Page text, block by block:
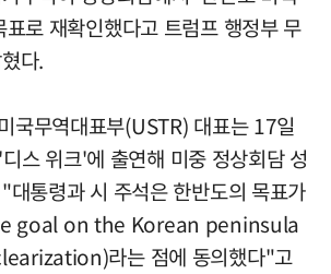
로 재확인했다고 트럼프 행정부 무
다.
국무역대표부(USTR) 대표는 17일
스 위크'에 출연해 미중 정상회담 성
대통령과 시 주석은 한반도의 목표가
goal on the Korean peninsula
라는 점에 동의했다"고